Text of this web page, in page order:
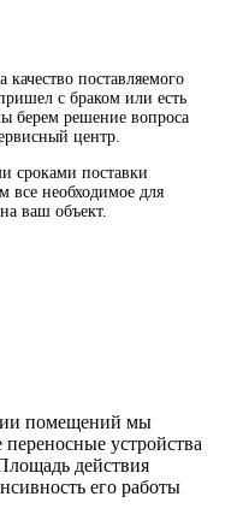
поставляемого
с браком или есть
берем решение вопроса
центр.
сроками поставки
все необходимое для
ваш объект.
помещений мы
устройства
действия
его работы